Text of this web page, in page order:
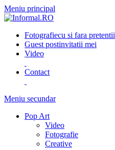
Meniu principal
Fotografiecu si fara pretentii
Guest postinvitatii mei
Video
Contact
Meniu secundar
Pop Art
Video
Fotografie
Creative